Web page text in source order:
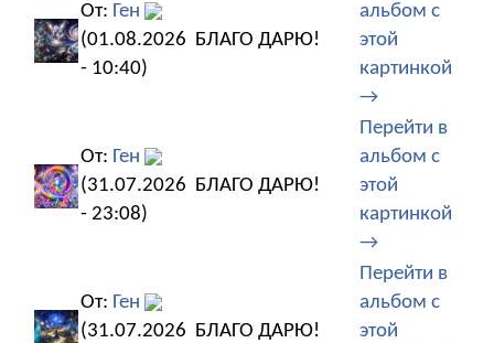
От: Ген
(01.08.2026
- 10:40)
БЛАГО ДАРЮ!
альбом с
этой
картинкой
→
От: Ген
(31.07.2026
- 23:08)
БЛАГО ДАРЮ!
Перейти в
альбом с
этой
картинкой
→
От: Ген
(31.07.2026 БЛАГО ДАРЮ!
Перейти в
альбом с
этой